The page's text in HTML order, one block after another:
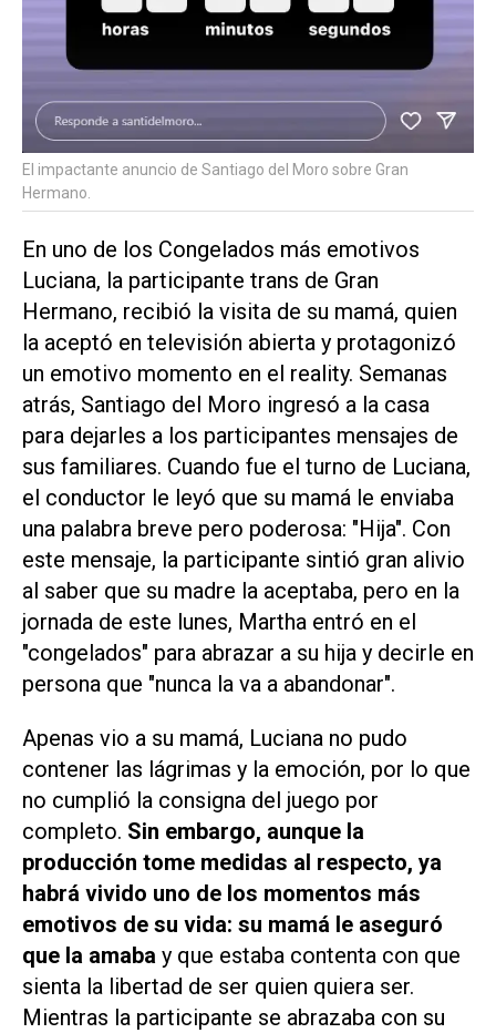
El impactante anuncio de Santiago del Moro sobre Gran
Hermano.
En uno de los Congelados más emotivos
Luciana, la participante trans de Gran
Hermano, recibió la visita de su mamá, quien
la aceptó en televisión abierta y protagonizó
un emotivo momento en el reality. Semanas
atrás, Santiago del Moro ingresó a la casa
para dejarles a los participantes mensajes de
sus familiares. Cuando fue el turno de Luciana,
el conductor le leyó que su mamá le enviaba
una palabra breve pero poderosa: "Hija". Con
este mensaje, la participante sintió gran alivio
al saber que su madre la aceptaba, pero en la
jornada de este lunes, Martha entró en el
"congelados" para abrazar a su hija y decirle en
persona que "nunca la va a abandonar".
Apenas vio a su mamá, Luciana no pudo
contener las lágrimas y la emoción, por lo que
no cumplió la consigna del juego por
completo. Sin embargo, aunque la
producción tome medidas al respecto, ya
habrá vivido uno de los momentos más
emotivos de su vida: su mamá le aseguró
que la amaba y que estaba contenta con que
sienta la libertad de ser quien quiera ser.
Mientras la participante se abrazaba con su